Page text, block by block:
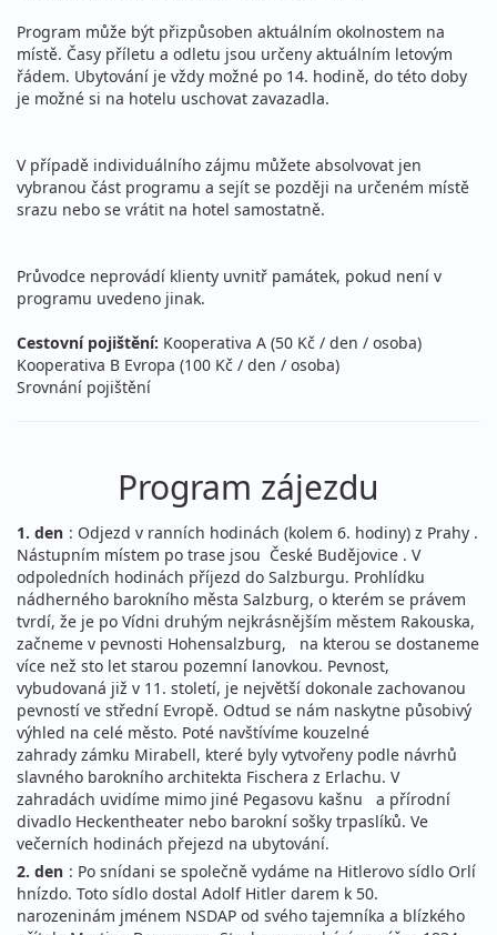
Program může být přizpůsoben aktuálním okolnostem na
místě. Časy příletu a odletu jsou určeny aktuálním letovým
řádem. Ubytování je vždy možné po 14. hodině, do této doby
je možné si na hotelu uschovat zavazadla.
V případě individuálního zájmu můžete absolvovat jen
vybranou část programu a sejít se později na určeném místě
srazu nebo se vrátit na hotel samostatně.
Průvodce neprovádí klienty uvnitř památek, pokud není v
programu uvedeno jinak.
Cestovní pojištění: Kooperativa A (50 Kč / den / osoba)
Kooperativa B Evropa (100 Kč / den / osoba)
Srovnání pojištění
Program zájezdu
1. den : Odjezd v ranních hodinách (kolem 6. hodiny) z Prahy .
Nástupním místem po trase jsou České Budějovice . V
odpoledních hodinách příjezd do Salzburgu. Prohlídku
nádherného barokního města Salzburg, o kterém se právem
tvrdí, že je po Vídni druhým nejkrásnějším městem Rakouska,
začneme v pevnosti Hohensalzburg, na kterou se dostaneme
více než sto let starou pozemní lanovkou. Pevnost,
vybudovaná již v 11. století, je největší dokonale zachovanou
pevností ve střední Evropě. Odtud se nám naskytne působivý
výhled na celé město. Poté navštívíme kouzelné
zahrady zámku Mirabell, které byly vytvořeny podle návrhů
slavného barokního architekta Fischera z Erlachu. V
zahradách uvidíme mimo jiné Pegasovu kašnu a přírodní
divadlo Heckentheater nebo barokní sošky trpaslíků. Ve
večerních hodinách přejezd na ubytování.
2. den : Po snídani se společně vydáme na Hitlerovo sídlo Orlí
hnízdo. Toto sídlo dostal Adolf Hitler darem k 50.
narozeninám jménem NSDAP od svého tajemníka a blízkého